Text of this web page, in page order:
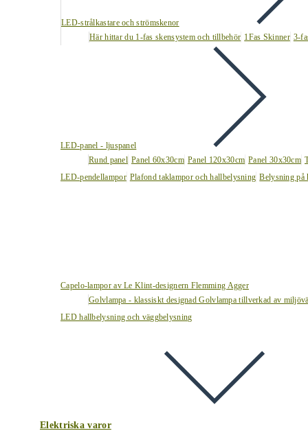
LED-strålkastare och strömskenor
Här hittar du 1-fas skensystem och tillbehör 1Fas Skinner 3-
LED-panel - ljuspanel
Rund panel Panel 60x30cm Panel 120x30cm Panel 30x30cm
LED-pendellampor Plafond taklampor och hallbelysning Belysning på
Capelo-lampor av Le Klint-designern Flemming Agger
Golvlampa - klassiskt designad Golvlampa tillverkad av
LED hallbelysning och väggbelysning
Elektriska varor